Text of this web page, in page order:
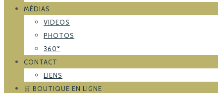
MÉDIAS
VIDEOS
PHOTOS
360°
CONTACT
LIENS
🛒 BOUTIQUE EN LIGNE